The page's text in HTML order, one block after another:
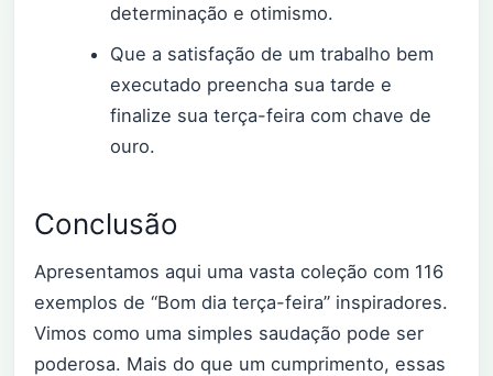
determinação e otimismo.
Que a satisfação de um trabalho bem
executado preencha sua tarde e
finalize sua terça-feira com chave de
ouro.
Conclusão
Apresentamos aqui uma vasta coleção com 116
exemplos de “Bom dia terça-feira” inspiradores.
Vimos como uma simples saudação pode ser
poderosa. Mais do que um cumprimento, essas